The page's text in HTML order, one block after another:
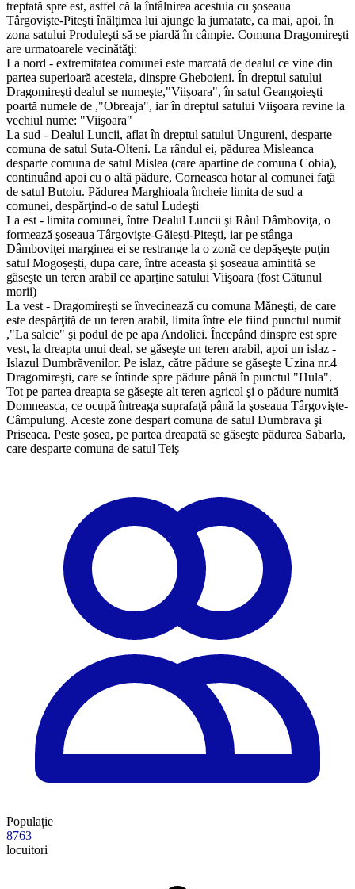
treptată spre est, astfel că la întâlnirea acestuia cu şoseaua
Târgovişte-Piteşti înălţimea lui ajunge la jumatate, ca mai, apoi, în
zona satului Produleşti să se piardă în câmpie. Comuna Dragomireşti
are urmatoarele vecinătăţi:
La nord - extremitatea comunei este marcată de dealul ce vine din
partea superioară acesteia, dinspre Gheboieni. În dreptul satului
Dragomireşti dealul se numeşte,"Viișoara", în satul Geangoieşti
poartă numele de ,"Obreaja", iar în dreptul satului Viişoara revine la
vechiul nume: "Viişoara"
La sud - Dealul Luncii, aflat în dreptul satului Ungureni, desparte
comuna de satul Suta-Olteni. La rândul ei, pădurea Misleanca
desparte comuna de satul Mislea (care apartine de comuna Cobia),
continuând apoi cu o altă pădure, Corneasca hotar al comunei faţă
de satul Butoiu. Pădurea Marghioala încheie limita de sud a
comunei, despărţind-o de satul Ludeşti
La est - limita comunei, între Dealul Luncii şi Râul Dâmboviţa, o
formează şoseaua Târgovişte-Găiești-Pitești, iar pe stânga
Dâmboviţei marginea ei se restrange la o zonă ce depăşeşte puţin
satul Mogoșești, dupa care, între aceasta şi şoseaua amintită se
găseşte un teren arabil ce aparţine satului Viişoara (fost Cătunul
morii)
La vest - Dragomireşti se învecinează cu comuna Măneşti, de care
este despărţită de un teren arabil, limita între ele fiind punctul numit
,"La salcie" şi podul de pe apa Andoliei. Începând dinspre est spre
vest, la dreapta unui deal, se găseşte un teren arabil, apoi un islaz -
Islazul Dumbrăvenilor. Pe islaz, către pădure se găseşte Uzina nr.4
Dragomireşti, care se întinde spre pădure până în punctul "Hula".
Tot pe partea dreapta se găseşte alt teren agricol şi o pădure numită
Domneasca, ce ocupă întreaga suprafaţă până la şoseaua Târgovişte-
Câmpulung. Aceste zone despart comuna de satul Dumbrava şi
Priseaca. Peste şosea, pe partea dreapată se găseşte pădurea Sabarla,
care desparte comuna de satul Teiş
Populație
8763
locuitori